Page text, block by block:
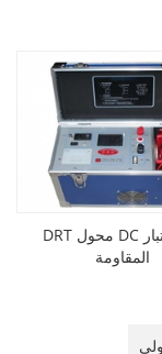
DRT محول DC لف اختبار
المقاومة